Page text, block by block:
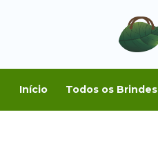
Início Todos os Brindes